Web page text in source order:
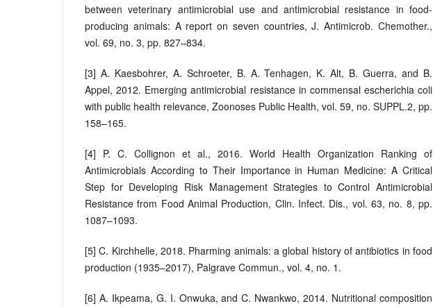
between veterinary antimicrobial use and antimicrobial resistance in food-
producing animals: A report on seven countries, J. Antimicrob. Chemother.,
vol. 69, no. 3, pp. 827–834.
[3] A. Kaesbohrer, A. Schroeter, B. A. Tenhagen, K. Alt, B. Guerra, and B.
Appel, 2012. Emerging antimicrobial resistance in commensal escherichia coli
with public health relevance, Zoonoses Public Health, vol. 59, no. SUPPL.2, pp.
158–165.
[4] P. C. Collignon et al., 2016. World Health Organization Ranking of
Antimicrobials According to Their Importance in Human Medicine: A Critical
Step for Developing Risk Management Strategies to Control Antimicrobial
Resistance from Food Animal Production, Clin. Infect. Dis., vol. 63, no. 8, pp.
1087–1093.
[5] C. Kirchhelle, 2018. Pharming animals: a global history of antibiotics in food
production (1935–2017), Palgrave Commun., vol. 4, no. 1.
[6] A. Ikpeama, G. I. Onwuka, and C. Nwankwo, 2014. Nutritional composition